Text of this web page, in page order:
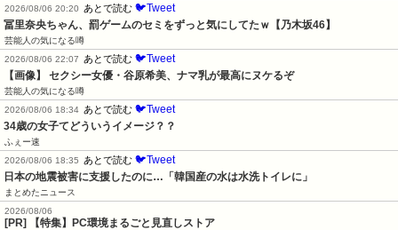
2026/08/06 20:20
あとで読む 🐦Tweet
冨里奈央ちゃん、罰ゲームのセミをずっと気にしてたｗ【乃木坂46】
芸能人の気になる噂
2026/08/06 22:07
あとで読む 🐦Tweet
【画像】 セクシー女優・谷原希美、ナマ乳が最高にヌケるぞ
芸能人の気になる噂
2026/08/06 18:34 あとで読む 🐦Tweet
34歳の女子てどういうイメージ？？
ふぇー速
2026/08/06 18:35
あとで読む 🐦Tweet
日本の地震被害に支援したのに…「韓国産の水は水洗トイレに」
まとめたニュース
2026/08/06
[PR] 【特集】PC環境まるごと見直しストア